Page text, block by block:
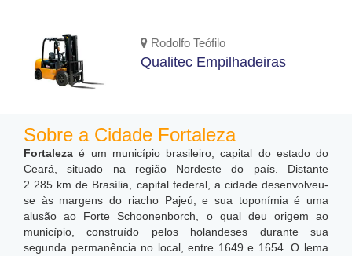
Rodolfo Teófilo
Qualitec Empilhadeiras
Sobre a Cidade Fortaleza
Fortaleza é um município brasileiro, capital do estado do
Ceará, situado na região Nordeste do país. Distante
2 285 km de Brasília, capital federal, a cidade desenvolveu-
se às margens do riacho Pajeú, e sua toponímia é uma
alusão ao Forte Schoonenborch, o qual deu origem ao
município, construído pelos holandeses durante sua
segunda permanência no local, entre 1649 e 1654. O lema